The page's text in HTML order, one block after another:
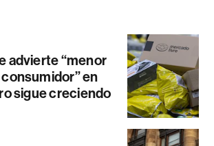
advierte “menor
en
sigue creciendo